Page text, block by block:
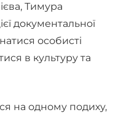
Тимура
документальної
особисті
в культуру та
на одному подиху,